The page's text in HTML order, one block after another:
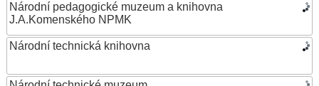
Národní pedagogické muzeum a knihovna
J.A.Komenského NPMK
Národní technická knihovna